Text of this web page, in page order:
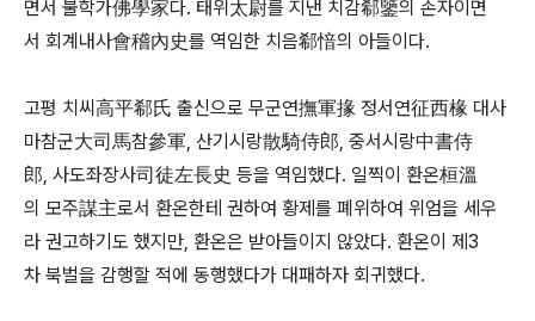
면서 불학가佛學家다. 태위太尉를 지낸 치감郗鑒의 손자이면
서 회계내사會稽內史를 역임한 치음郗愔의 아들이다.
고평 치씨高平郗氏 출신으로 무군연撫軍掾 정서연征西椽 대사
마참군大司馬참參軍, 산기시랑散騎侍郎, 중서시랑中書侍
郎, 사도좌장사司徒左長史 등을 역임했다. 일찍이 환온桓溫
의 모주謀主로서 환온한테 권하여 황제를 폐위하여 위엄을 세우
라 권고하기도 했지만, 환온은 받아들이지 않았다. 환온이 제3
차 북벌을 감행할 적에 동행했다가 대패하자 회귀했다.